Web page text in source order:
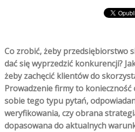
Co zrobić, żeby przedsiębiorstwo
dać się wyprzedzić konkurencji?
żeby zachęcić klientów do
Prowadzenie firmy to konieczność
sobie tego typu pytań,
weryfikowania, czy obrana
dopasowana do aktualnych